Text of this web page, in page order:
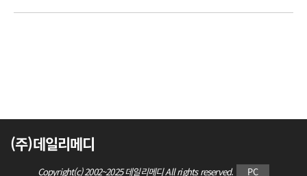
(주)데일리메디
Copyright(c) 2002~2025 데일리메디 All rights reserved. PC